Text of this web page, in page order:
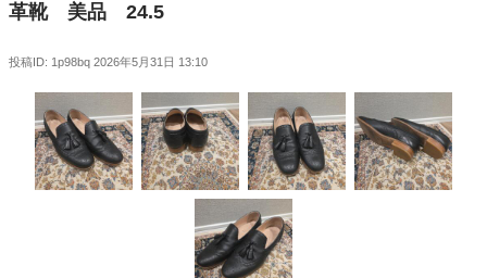
革靴 美品 24.5
投稿ID: 1p98bq 2026年5月31日 13:10